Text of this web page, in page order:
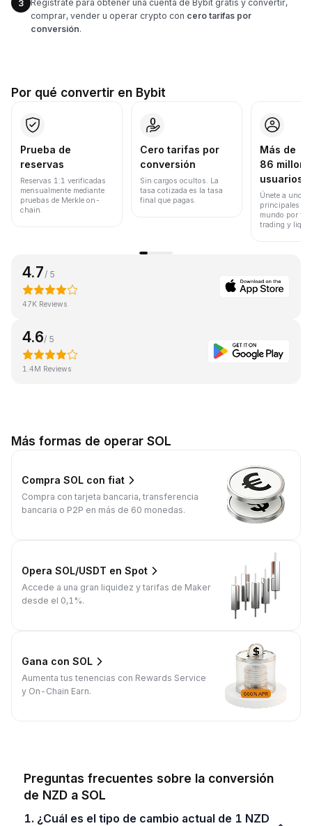
3
Regístrate para obtener una cuenta de Bybit gratis y convertir,
comprar, vender u operar crypto con cero tarifas por
conversión.
Por qué convertir en Bybit
Prueba de
reservas
Reservas 1:1 verificadas
mensualmente mediante
pruebas de Merkle on-
chain.
Cero tarifas por
conversión
Sin cargos ocultos. La
tasa cotizada es la tasa
final que pagas.
Más de
86
usuarios
Únete a uno
principales
mundo por
trading y
4.7 / 5
47K Reviews
4.6/ 5
1.4M Reviews
Más formas de operar SOL
Compra SOL con fiat
Compra con tarjeta bancaria, transferencia
bancaria o P2P en más de 60 monedas.
Opera SOL/USDT en Spot
Accede a una gran liquidez y tarifas de Maker
desde el 0,1%.
Gana con SOL
Aumenta tus tenencias con Rewards Service
y On-Chain Earn.
Preguntas frecuentes sobre la conversión
de NZD a SOL
1. ¿Cuál es el tipo de cambio actual de 1 NZD